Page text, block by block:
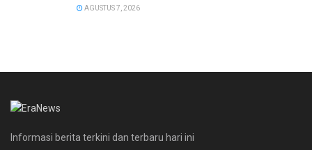
AGUSTUS 7, 2026
Informasi berita terkini dan terbaru hari ini